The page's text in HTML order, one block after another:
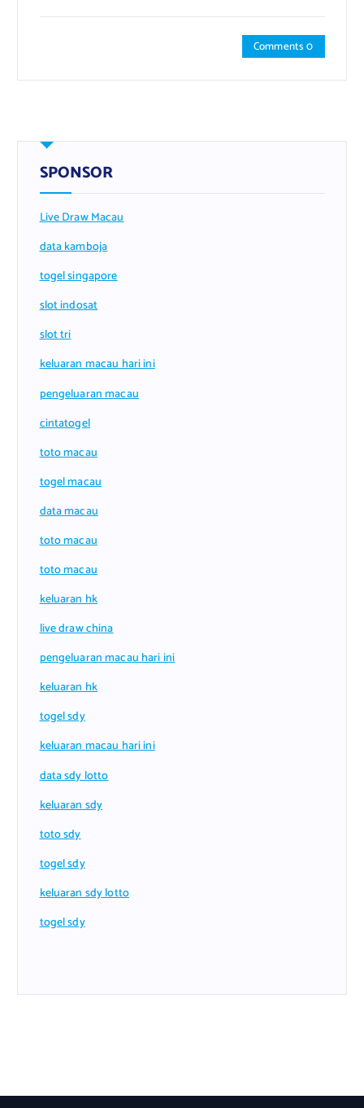
Comments 0
SPONSOR
Live Draw Macau
data kamboja
togel singapore
slot indosat
slot tri
keluaran macau hari ini
pengeluaran macau
cintatogel
toto macau
togel macau
data macau
toto macau
toto macau
keluaran hk
live draw china
pengeluaran macau hari ini
keluaran hk
togel sdy
keluaran macau hari ini
data sdy lotto
keluaran sdy
toto sdy
togel sdy
keluaran sdy lotto
togel sdy